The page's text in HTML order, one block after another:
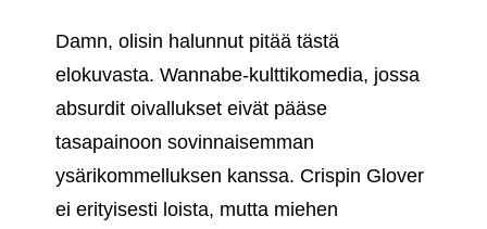
Damn, olisin halunnut pitää tästä
elokuvasta. Wannabe-kulttikomedia, jossa
absurdit oivallukset eivät pääse
tasapainoon sovinnaisemman
ysärikommelluksen kanssa. Crispin Glover
ei erityisesti loista, mutta miehen